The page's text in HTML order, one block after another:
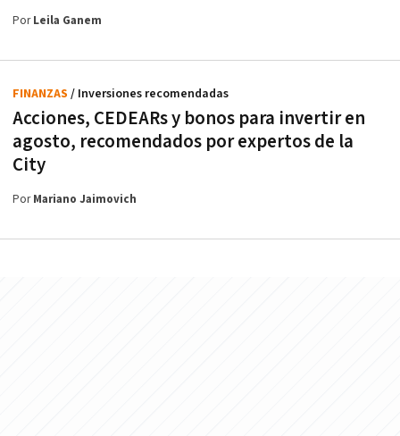
PorLeila Ganem
Acciones, CEDEARs y bonos para invertir en
agosto, recomendados por expertos de la
City
FINANZAS / Inversiones recomendadas
PorMariano Jaimovich